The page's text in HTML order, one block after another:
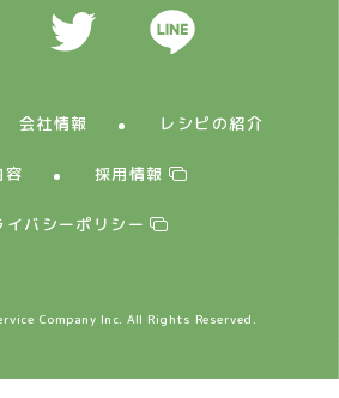
会社情報 レシピの紹介
容 採用情報
イバシーポリシー
Company Inc. All Rights Reserved.